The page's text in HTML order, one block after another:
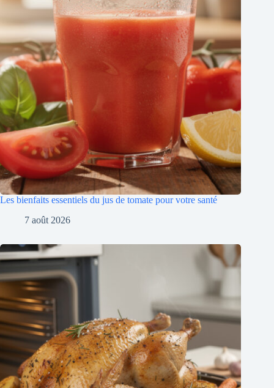
Les bienfaits essentiels du jus de tomate pour votre santé
7 août 2026